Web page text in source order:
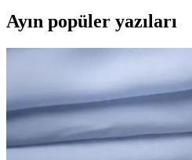
Ayın popüler yazıları